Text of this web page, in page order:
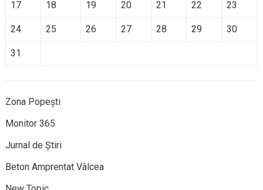
17 18 19 20 21 22 23
24 25 26 27 28 29 30
31
Zona Popești
Monitor 365
Jurnal de Știri
Beton Amprentat Vâlcea